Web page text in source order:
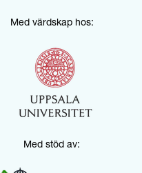
Med värdskap hos:
Med stöd av: